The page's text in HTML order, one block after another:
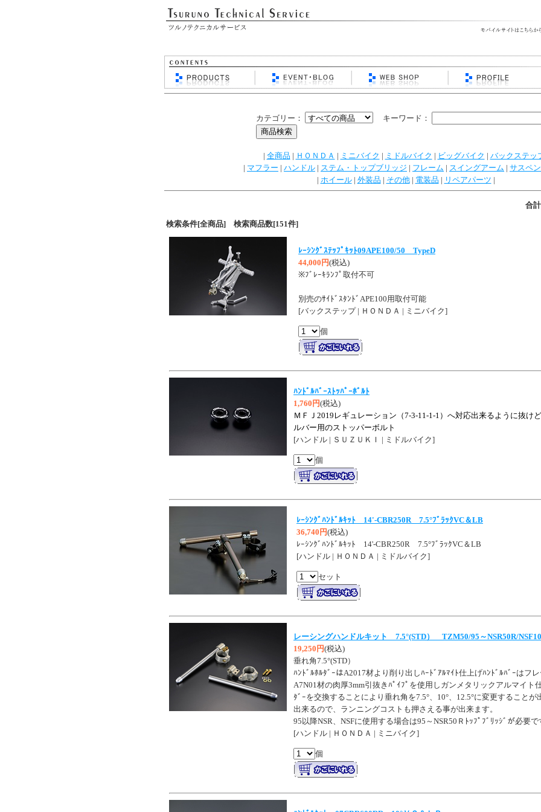
カテゴリー： キーワード：
| 全商品 | ＨＯＮＤＡ | ミニバイク | ミドルバイク | ビッグバイク | バックステッ
| マフラー | ハンドル | ステム・トップブリッジ | フレーム | スイングアーム | サスペ
| ホイール| 外装品 | その他| 電装品 | リペアパーツ |
合
検索条件[全商品] 検索商品数[151件]
ﾚｰｼﾝｸﾞｽﾃｯﾌﾟｷｯﾄ09APE100/50 TypeD
44,000円(税込)
※ﾌﾞﾚｰｷﾗﾝﾌﾟ取付不可
別売のｻｲﾄﾞｽﾀﾝﾄﾞAPE100用取付可能
[バックステップ | ＨＯＮＤＡ | ミニバイク]
個
ﾊﾝﾄﾞﾙﾊﾞｰｽﾄｯﾊﾟｰﾎﾞﾙﾄ
1,760円(税込)
ＭＦＪ2019レギュレーション（7-3-11-1-1）へ対応出来るように抜け
ルバー用のストッパーボルト
[ハンドル | ＳＵＺＵＫＩ | ミドルバイク]
個
ﾚｰｼﾝｸﾞﾊﾝﾄﾞﾙｷｯﾄ 14'-CBR250R 7.5°ﾌﾞﾗｯｸVC＆LB
36,740円(税込)
ﾚｰｼﾝｸﾞﾊﾝﾄﾞﾙｷｯﾄ 14'-CBR250R 7.5°ﾌﾞﾗｯｸVC＆LB
[ハンドル | ＨＯＮＤＡ | ミドルバイク]
セット
レーシングハンドルキット 7.5°(STD） TZM50/95～NSR50R/
19,250円(税込)
垂れ角7.5°(STD）
ﾊﾝﾄﾞﾙﾎﾙﾀﾞｰはA2017材より削り出しﾊｰﾄﾞｱﾙﾏｲﾄ仕上げﾊﾝﾄﾞﾙﾊﾞｰはフ
A7N01材の肉厚3mm引抜きﾊﾟｲﾌﾟを使用しガンメタリックアルマイト
ﾀﾞｰを交換することにより垂れ角を7.5°、10°、12.5°に変更すること
出来るので、ランニングコストも押さえる事が出来ます。
95以降NSR、NSFに使用する場合は95～NSR50Ｒﾄｯﾌﾟﾌﾞﾘｯｼﾞが必要で
[ハンドル | ＨＯＮＤＡ | ミニバイク]
個